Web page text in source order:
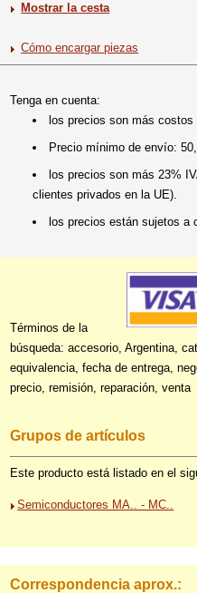
Mostrar la cesta
Cómo encargar piezas
Tenga en cuenta:
los precios son más costos
Precio mínimo de envío:
los precios son más 23%
clientes privados en la UE).
los precios están sujetos a
Términos de la
búsqueda: accesorio, Argentina,
equivalencia, fecha de entrega,
precio, remisión, reparación, venta
Grupos de artículos
Este producto está listado en el
Semiconductores MA.. - MC..
Correspondencia aprox.: